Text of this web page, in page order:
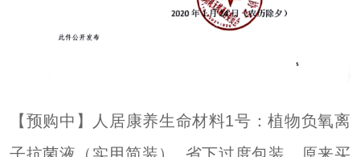
【预购中】人居康养生命材料1号：植物负氧离